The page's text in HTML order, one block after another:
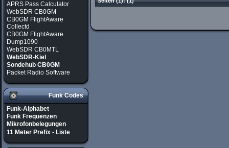
APRS Pass Calculator
WebSDR CB0GM
CB0GM FlightAware
Collectd
CB0GM FlightAware
Dump1090
WebSDR CB0MTL
WebSDR-Kiel
Sondehub CB0GM
Packet Radio Software
Funk Codes
Funk-Alphabet
Funk Frequenzen
Mikrofonbelegungen
11 Meter Prefix - Liste